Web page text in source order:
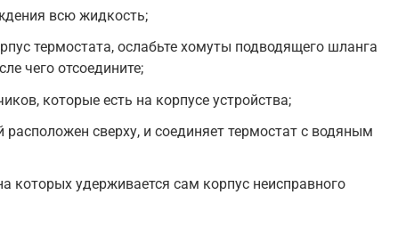
всю жидкость;
термостата, ослабьте хомуты подводящего шланга
чего отсоедините;
которые есть на корпусе устройства;
расположен сверху, и соединяет термостат с водяным
которых удерживается сам корпус неисправного